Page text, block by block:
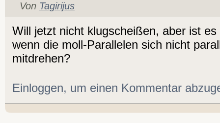
Von Tagirijus
Will jetzt nicht klugscheißen, aber ist
wenn die moll-Parallelen sich nicht
mitdrehen?
Einloggen, um einen Kommentar